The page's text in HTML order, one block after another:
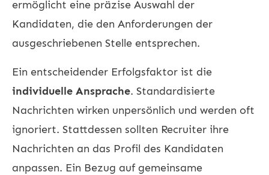
ermöglicht eine präzise Auswahl der
Kandidaten, die den Anforderungen der
ausgeschriebenen Stelle entsprechen.
Ein entscheidender Erfolgsfaktor ist die
individuelle Ansprache. Standardisierte
Nachrichten wirken unpersönlich und werden oft
ignoriert. Stattdessen sollten Recruiter ihre
Nachrichten an das Profil des Kandidaten
anpassen. Ein Bezug auf gemeinsame